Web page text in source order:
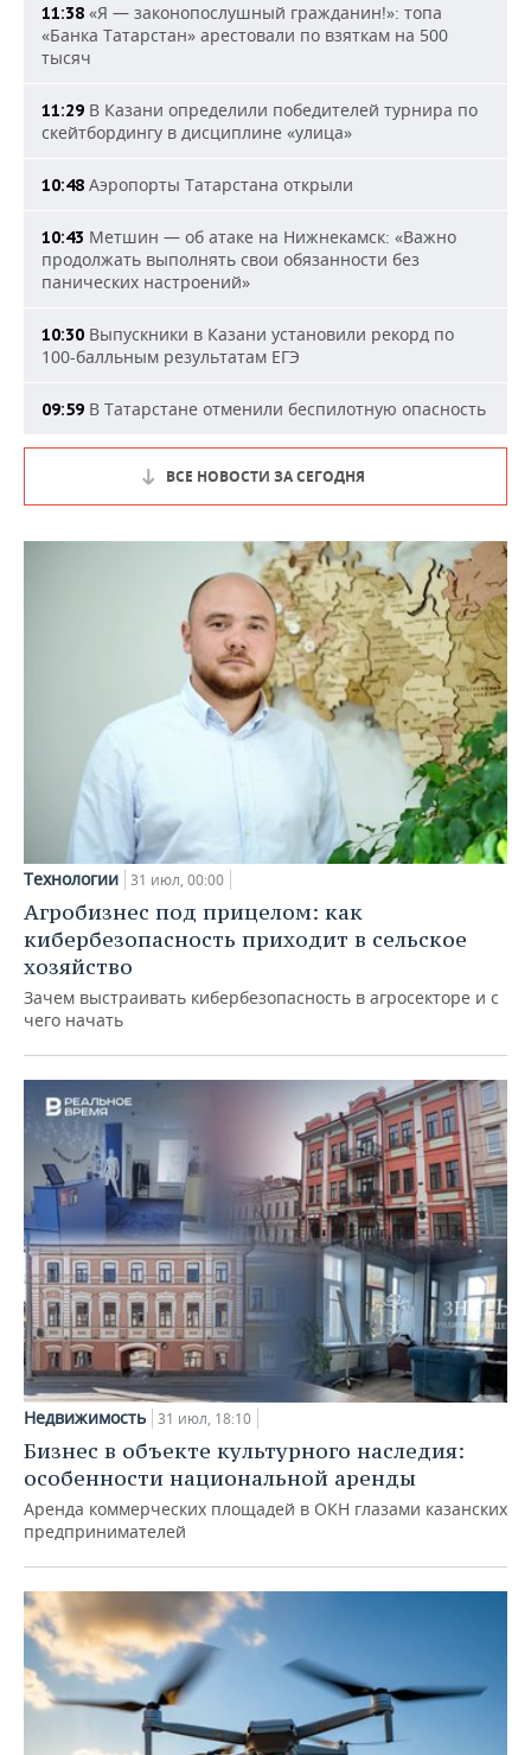
11:38 «Я — законопослушный гражданин!»: топа
«Банка Татарстан» арестовали по взяткам на 500
тысяч
11:29 В Казани определили победителей турнира по
скейтбордингу в дисциплине «улица»
10:48 Аэропорты Татарстана открыли
10:43 Метшин — об атаке на Нижнекамск: «Важно
продолжать выполнять свои обязанности без
панических настроений»
10:30 Выпускники в Казани установили рекорд по
100-балльным результатам ЕГЭ
09:59 В Татарстане отменили беспилотную опасность
ВСЕ НОВОСТИ ЗА СЕГОДНЯ
Технологии 31 июл, 00:00
Агробизнес под прицелом: как
кибербезопасность приходит в сельское
хозяйство
Зачем выстраивать кибербезопасность в агросекторе и с
чего начать
Недвижимость 31 июл, 18:10
Бизнес в объекте культурного наследия:
особенности национальной аренды
Аренда коммерческих площадей в ОКН глазами казанских
предпринимателей